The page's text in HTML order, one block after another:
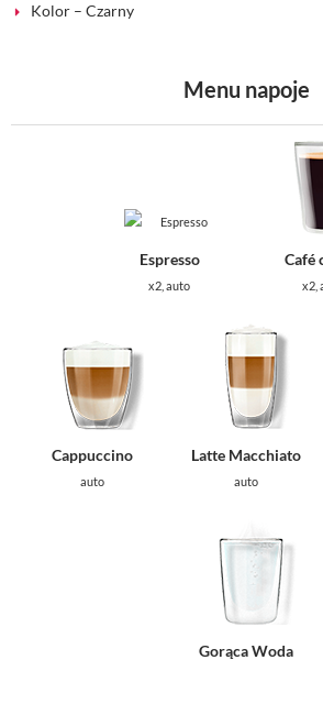
Kolor – Czarny
Menu napoje
Espresso
х2, auto
Café
х2,
Cappuccino
auto
Latte Macchiato
auto
Gorąca Woda